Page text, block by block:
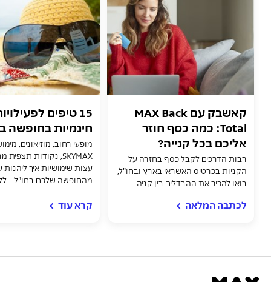
קאשבק עם MAX Back
Total: כמה כסף חוזר
אליכם בכל קנייה?
רבות הדרכים לקבל כסף בחזרה על
הקניות בכרטיס האשראי בארץ ובחו"ל,
בואו להכיר את ההבדלים בין קניה
לכתבה המלאה
15 טיפים
חינמיות בחופשה
מופעי רחוב, מוזיאונים,
עצות שימושיות איך ליהנות
מהחופשה שלכם בחו"ל -
קרא עוד